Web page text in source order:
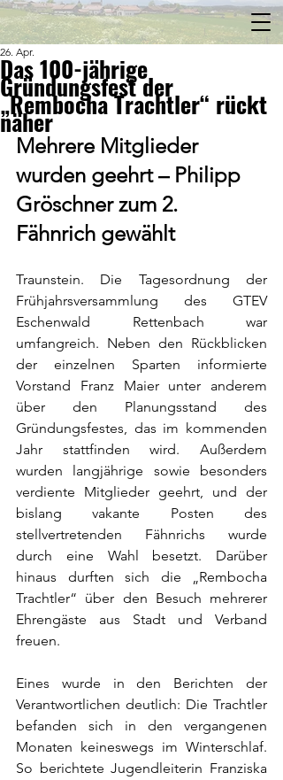
Das 100-jährige
Gründungsfest der
„Rembocha Trachtler“ rückt
näher
26. Apr.
Mehrere Mitglieder
wurden geehrt – Philipp
Gröschner zum 2.
Fähnrich gewählt
Traunstein. Die Tagesordnung der
Frühjahrsversammlung des GTEV
Eschenwald Rettenbach war
umfangreich. Neben den Rückblicken
der einzelnen Sparten informierte
Vorstand Franz Maier unter anderem
über den Planungsstand des
Gründungsfestes, das im kommenden
Jahr stattfinden wird. Außerdem
wurden langjährige sowie besonders
verdiente Mitglieder geehrt, und der
bislang vakante Posten des
stellvertretenden Fähnrichs wurde
durch eine Wahl besetzt. Darüber
hinaus durften sich die „Rembocha
Trachtler“ über den Besuch mehrerer
Ehrengäste aus Stadt und Verband
freuen.
Eines wurde in den Berichten der
Verantwortlichen deutlich: Die Trachtler
befanden sich in den vergangenen
Monaten keineswegs im Winterschlaf.
So berichtete Jugendleiterin Franziska